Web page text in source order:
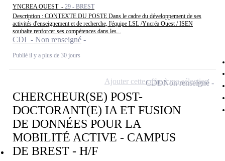
YNCREA OUEST - 29 - BREST
Description : CONTEXTE DU POSTE Dans le cadre du développement de ses
activités d'enseignement et de recherche, l'équipe LSL /Yncréa Ouest / ISEN
souhaite renforcer ses compétences dans les...
CDI - Non renseigné
Publié il y a plus de 30 jours
CHERCHEUR(SE) POST-
DOCTORANT(E) IA ET FUSION
DE DONNÉES POUR LA
MOBILITÉ ACTIVE - CAMPUS
DE BREST - H/F
CDDNon renseigné
Ajouter cette offre à ma sélection